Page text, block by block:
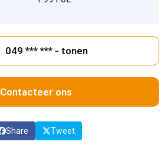
049 *** *** - tonen
Contacteer ons
Share Tweet